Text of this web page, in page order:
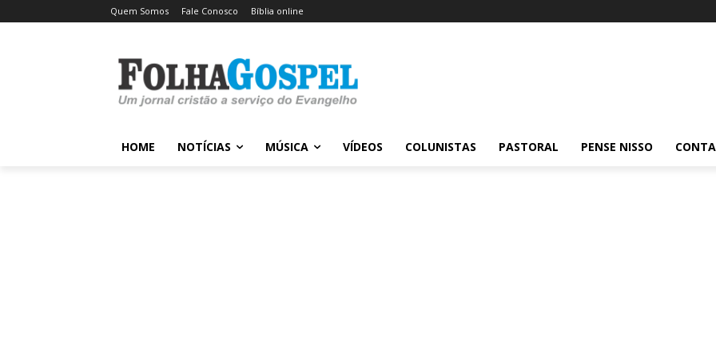
Quem Somos Fale Conosco Bíblia online
HOME NOTÍCIAS MÚSICA VÍDEOS COLUNISTAS PASTORAL PENSE NISSO